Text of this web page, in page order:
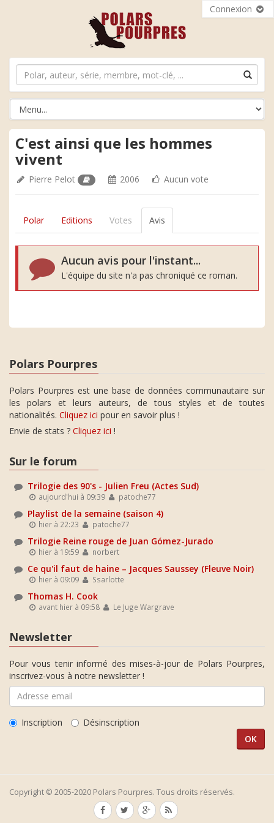
Connexion
C'est ainsi que les hommes
vivent
Pierre Pelot 2006 Aucun vote
Polar Editions Votes Avis
Aucun avis pour l'instant...
L'équipe du site n'a pas chroniqué ce roman.
Polars Pourpres
Polars Pourpres est une base de données communautaire sur
les polars et leurs auteurs, de tous styles et de toutes
nationalités. Cliquez ici pour en savoir plus !
Envie de stats ? Cliquez ici !
Sur le forum
Trilogie des 90's - Julien Freu (Actes Sud)
aujourd'hui à 09:39 patoche77
Playlist de la semaine (saison 4)
hier à 22:23 patoche77
Trilogie Reine rouge de Juan Gómez-Jurado
hier à 19:59 norbert
Ce qu'il faut de haine – Jacques Saussey (Fleuve Noir)
hier à 09:09 Ssarlotte
Thomas H. Cook
avant hier à 09:58 Le Juge Wargrave
Newsletter
Pour vous tenir informé des mises-à-jour de Polars Pourpres,
inscrivez-vous à notre newsletter !
Inscription Désinscription
Copyright © 2005-2020 Polars Pourpres. Tous droits réservés.